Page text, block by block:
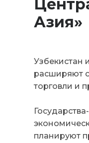
Азия»
Узбекистан
расширяют
торговли и
планируют